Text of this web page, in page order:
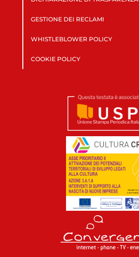
GESTIONE DEI RECLAMI
WHISTLEBLOWER POLICY
COOKIE POLICY